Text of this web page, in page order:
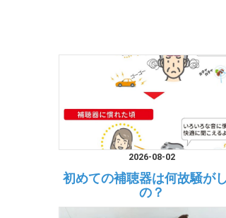
2026-08-02
初めての補聴器は何故騒が
の？